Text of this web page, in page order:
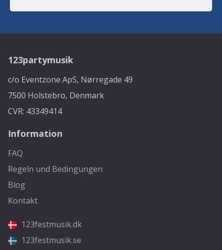
123partymusik
c/o Eventzone ApS, Nørregade 49
7500 Holstebro, Denmark
CVR: 43349414
Information
FAQ
Regeln und Bedingungen
Blog
Kontakt
123festmusik.dk
123festmusik.se